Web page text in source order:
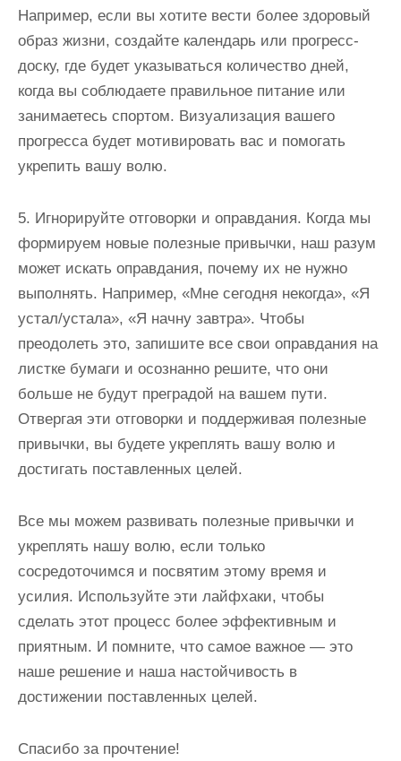
Например, если вы хотите вести более здоровый
образ жизни, создайте календарь или прогресс-
доску, где будет указываться количество дней,
когда вы соблюдаете правильное питание или
занимаетесь спортом. Визуализация вашего
прогресса будет мотивировать вас и помогать
укрепить вашу волю.
5. Игнорируйте отговорки и оправдания. Когда мы
формируем новые полезные привычки, наш разум
может искать оправдания, почему их не нужно
выполнять. Например, «Мне сегодня некогда», «Я
устал/устала», «Я начну завтра». Чтобы
преодолеть это, запишите все свои оправдания на
листке бумаги и осознанно решите, что они
больше не будут преградой на вашем пути.
Отвергая эти отговорки и поддерживая полезные
привычки, вы будете укреплять вашу волю и
достигать поставленных целей.
Все мы можем развивать полезные привычки и
укреплять нашу волю, если только
сосредоточимся и посвятим этому время и
усилия. Используйте эти лайфхаки, чтобы
сделать этот процесс более эффективным и
приятным. И помните, что самое важное — это
наше решение и наша настойчивость в
достижении поставленных целей.
Спасибо за прочтение!